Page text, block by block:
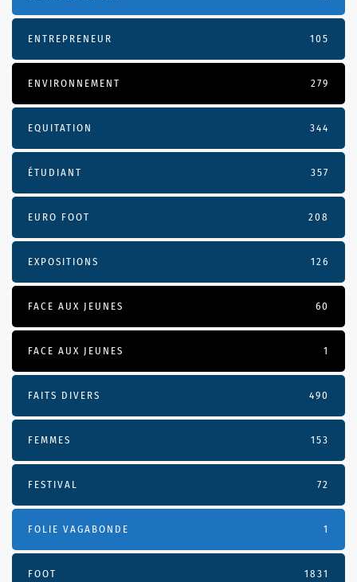
ENTREPRENEUR 105
ENVIRONNEMENT 279
EQUITATION 344
ÉTUDIANT 357
EURO FOOT 208
EXPOSITIONS 126
FACE AUX JEUNES 60
FACE AUX JEUNES 1
FAITS DIVERS 490
FEMMES 153
FESTIVAL 72
FOLIE VAGABONDE 1
FOOT 1831